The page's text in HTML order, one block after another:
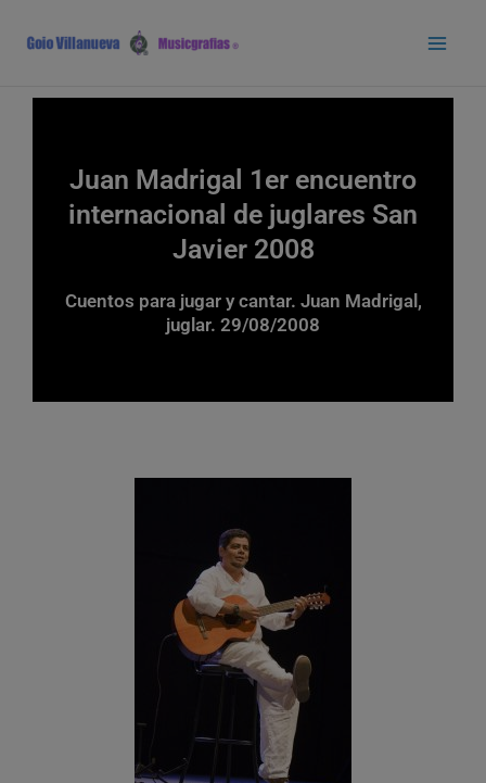
contenido
Juan Madrigal 1er encuentro
internacional de juglares San
Javier 2008
Cuentos para jugar y cantar. Juan Madrigal,
juglar. 29/08/2008